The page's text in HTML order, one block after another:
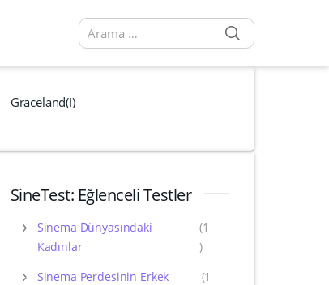
Arama sonuçları:
Graceland(I)
SineTest: Eğlenceli Testler
Sinema Dünyasındaki
Kadınlar
(1
)
Sinema Perdesinin Erkek
(1